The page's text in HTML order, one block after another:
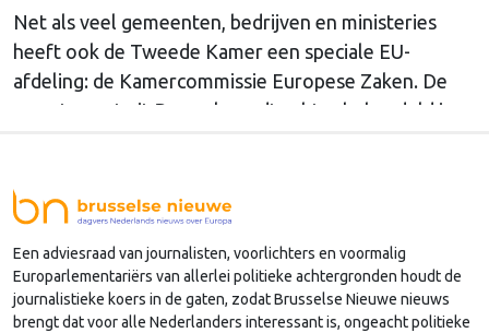
Net als veel gemeenten, bedrijven en ministeries
heeft ook de Tweede Kamer een speciale EU-
afdeling: de Kamercommissie Europese Zaken. De
meeste post uit Brussel wordt echter behandeld in
Zaken, en hoe kan je daar als Kamerlid werk van
maken? Onze columnist Mendeltje van Keulen
(cartoon) schreef er een handboek over, dat deze
week wordt gepresenteerd in Den Haag.
Een adviesraad van journalisten, voorlichters en voormalig
Europarlementariërs van allerlei politieke achtergronden houdt de
journalistieke koers in de gaten, zodat Brusselse Nieuwe nieuws
brengt dat voor alle Nederlanders interessant is, ongeacht politieke